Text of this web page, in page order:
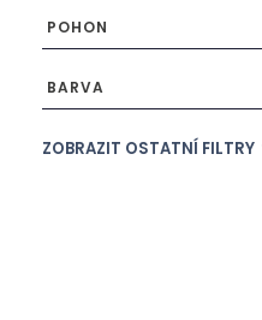
POHON
BARVA
ZOBRAZIT OSTATNÍ FILTRY